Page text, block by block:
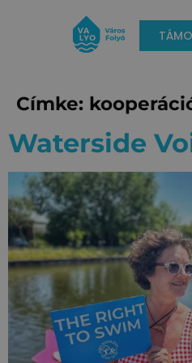
Címke:
Waterside